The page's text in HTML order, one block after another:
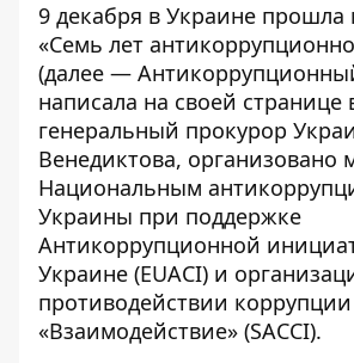
9 декабря в Украине
«Семь лет
(далее —
написала на своей странице
генеральный прокурор
Венедиктова, организовано
Национальным
Украины при поддержке
Антикоррупционной
Украине (EUACI) и
противодействии
«Взаимодействие» (SACCI).